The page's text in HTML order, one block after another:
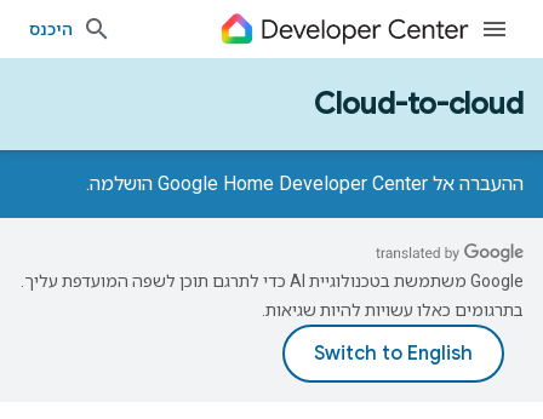
היכנס
Cloud-to-cloud
ההעברה אל Google Home Developer Center הושלמה.
‫Google משתמשת בטכנולוגיית AI כדי לתרגם תוכן לשפה המועדפת עליך.
בתרגומים כאלו עשויות להיות שגיאות.